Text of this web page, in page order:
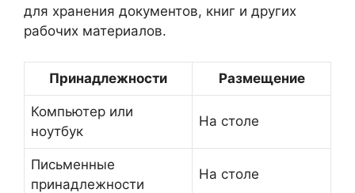
для хранения документов, книг и других
рабочих материалов.
Принадлежности Размещение
Компьютер или
ноутбук
На столе
Письменные
принадлежности
На столе